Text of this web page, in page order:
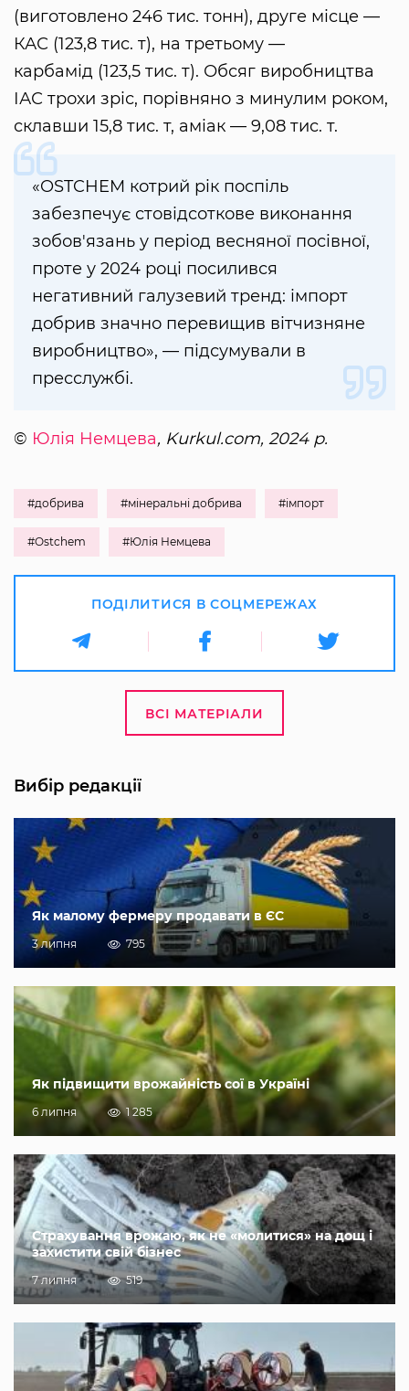
(виготовлено 246 тис. тонн), друге місце —
КАС (123,8 тис. т), на третьому —
карбамід (123,5 тис. т). Обсяг виробництва
ІАС трохи зріс, порівняно з минулим роком,
склавши 15,8 тис. т, аміак — 9,08 тис. т.
«OSTCHEM котрий рік поспіль
забезпечує стовідсоткове виконання
зобов'язань у період весняної посівної,
проте у 2024 році посилився
негативний галузевий тренд: імпорт
добрив значно перевищив вітчизняне
виробництво», — підсумували в
пресслужбі.
© Юлія Немцева, Kurkul.com, 2024 р.
#добрива #мінеральні добрива #імпорт
#Ostchem #Юлія Немцева
ПОДІЛИТИСЯ В СОЦМЕРЕЖАХ
ВСІ МАТЕРІАЛИ
Вибір редакції
Як малому фермеру продавати в ЄС
3 липня 795
Як підвищити врожайність сої в Україні
6 липня 1 285
Страхування врожаю, як не «молитися» на дощ і
захистити свій бізнес
7 липня 519